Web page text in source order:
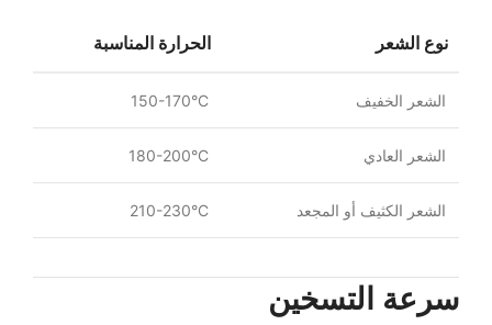
نوع الشعر الحرارة المناسبة
الشعر الخفيف 150-170°C
الشعر العادي 180-200°C
الشعر الكثيف أو المجعد 210-230°C
سرعة التسخين